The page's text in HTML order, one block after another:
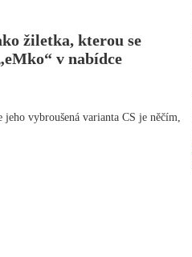
žiletka, kterou se
v nabídce
vybroušená varianta CS je něčím,